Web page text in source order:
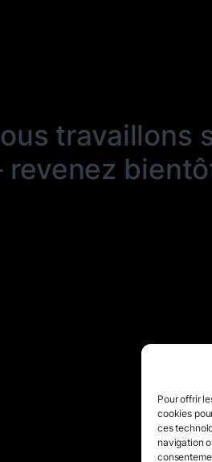
Pour offrir
cookies
ces
navigation
travaillons
revenez